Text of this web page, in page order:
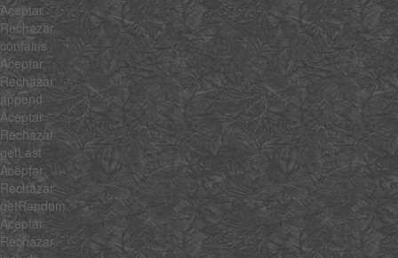
Aceptar
Rechazar
contains
Aceptar
Rechazar
append
Aceptar
Rechazar
getLast
Aceptar
Rechazar
getRandom
Aceptar
Rechazar